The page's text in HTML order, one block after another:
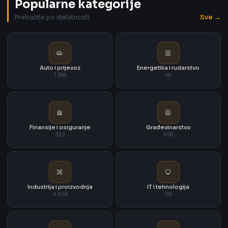
Popularne kategorije
Pretražite po djelatnosti Sve →
Auto i prijevoz
1.598
Energetika i rudarstvo
46
Finansije i osiguranje
232
Građevinarstvo
656
Industrija i proizvodnja
4.668
IT i tehnologija
139